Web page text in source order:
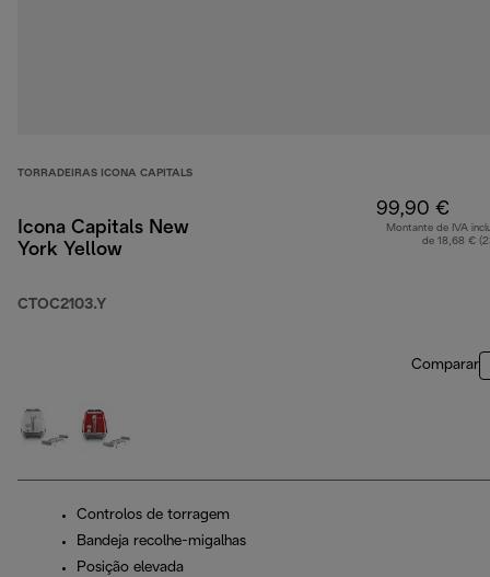
TORRADEIRAS ICONA CAPITALS
Icona Capitals New
York Yellow
CTOC2103.Y
99,90 €
Montante de IVA
de 18,68 €
Comparar
Controlos de torragem
Bandeja recolhe-migalhas
Posição elevada